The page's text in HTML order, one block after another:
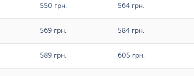
550 грн. 564 грн.
569 грн. 584 грн.
589 грн. 605 грн.